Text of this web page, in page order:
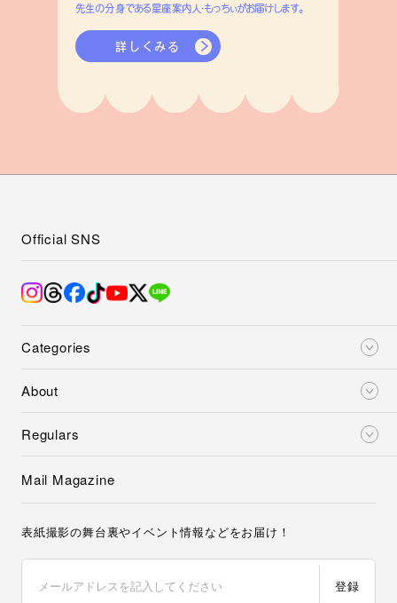
先生の分身である星座案内人・もっちぃがお届けします。
詳しくみる
Categories
About
Regulars
Official SNS
Mail Magazine
表紙撮影の舞台裏やイベント情報などをお届け！
登録